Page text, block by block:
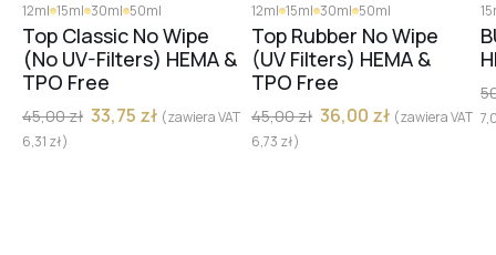
№1
№3
12ml 15ml 30ml 50ml
Top Classic No Wipe
(No UV-Filters) HEMA &
TPO Free
45,00zł 33,75 zł (zawiera VAT
6,31 zł)
12ml 15ml 30ml 50ml
Top Rubber No Wipe
(UV Filters) HEMA &
TPO Free
45,00zł 36,00 zł (zawiera VAT
6,73 zł)